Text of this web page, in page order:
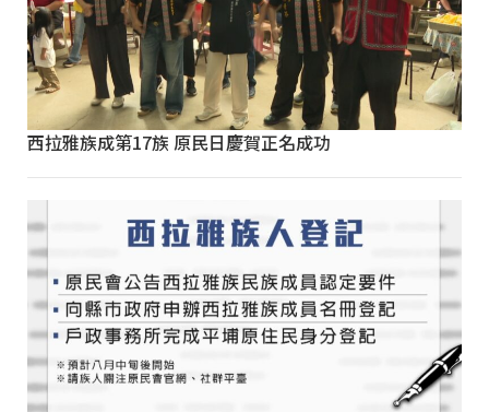
西拉雅族成第17族 原民日慶賀正名成功